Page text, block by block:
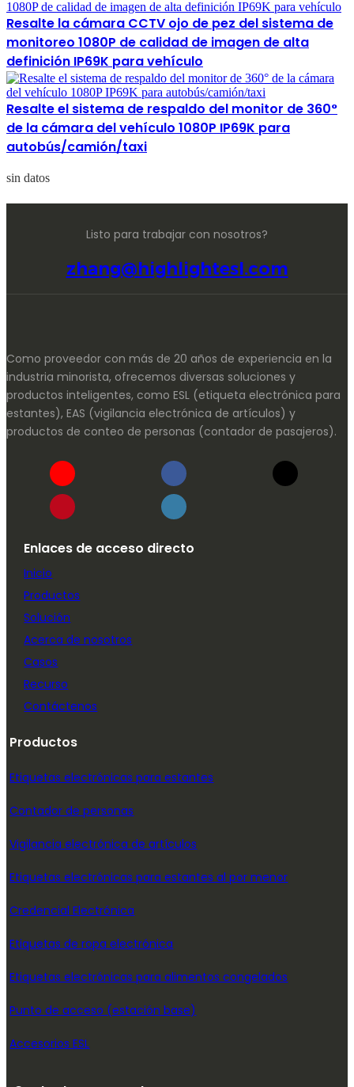
Resalte la cámara CCTV ojo de pez del sistema de
monitoreo 1080P de calidad de imagen de alta
definición IP69K para vehículo
Resalte el sistema de respaldo del monitor de 360°
de la cámara del vehículo 1080P IP69K para
autobús/camión/taxi
sin datos
Listo para trabajar con nosotros?
zhang@highlightesl.com
Como proveedor con más de 20 años de experiencia en la
industria minorista, ofrecemos diversas soluciones y
productos inteligentes, como ESL (etiqueta electrónica para
estantes), EAS (vigilancia electrónica de artículos) y
productos de conteo de personas (contador de pasajeros).
Enlaces de acceso directo
Inicio
Productos
Solución
Acerca de nosotros
Casos
Recurso
Contáctenos
Productos
Etiquetas electrónicas para estantes
Contador de personas
Vigilancia electrónica de artículos
Etiquetas electrónicas para estantes al por menor
Credencial Electrónica
Etiquetas de ropa electrónica
Etiquetas electrónicas para alimentos congelados
Punto de acceso (estación base)
Accesorios ESL